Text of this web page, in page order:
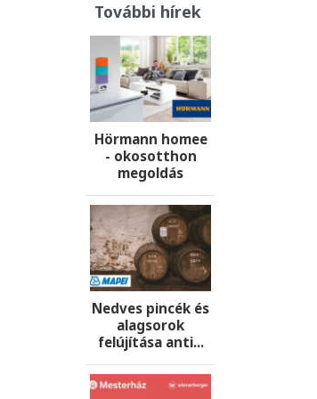
További hírek
Hörmann homee
- okosotthon
megoldás
Nedves pincék és
alagsorok
felújítása anti...